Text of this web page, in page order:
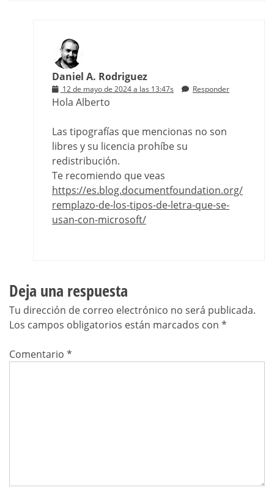
Daniel A. Rodriguez
12 de mayo de 2024 a las 13:47s Responder
Hola Alberto
Las tipografías que mencionas no son
libres y su licencia prohíbe su
redistribución.
Te recomiendo que veas
https://es.blog.documentfoundation.org/
remplazo-de-los-tipos-de-letra-que-se-
usan-con-microsoft/
Deja una respuesta
Tu dirección de correo electrónico no será publicada.
Los campos obligatorios están marcados con *
Comentario *